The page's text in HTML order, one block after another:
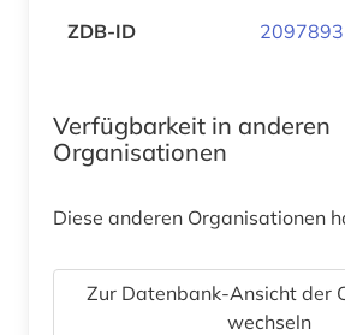
ZDB-ID
Verfügbarkeit in anderen
Organisationen
Diese anderen Organisationen
Zur Datenbank-Ansicht der
wechseln